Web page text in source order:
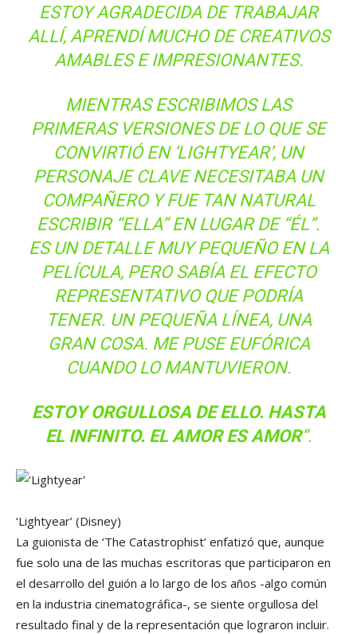
ESTOY AGRADECIDA DE TRABAJAR
ALLÍ, APRENDÍ MUCHO DE CREATIVOS
AMABLES E IMPRESIONANTES.
MIENTRAS ESCRIBIMOS LAS
PRIMERAS VERSIONES DE LO QUE SE
CONVIRTIÓ EN ‘LIGHTYEAR’, UN
PERSONAJE CLAVE NECESITABA UN
COMPAÑERO Y FUE TAN NATURAL
ESCRIBIR “ELLA” EN LUGAR DE “ÉL”.
ES UN DETALLE MUY PEQUEÑO EN LA
PELÍCULA, PERO SABÍA EL EFECTO
REPRESENTATIVO QUE PODRÍA
TENER. UN PEQUEÑA LÍNEA, UNA
GRAN COSA. ME PUSE EUFÓRICA
CUANDO LO MANTUVIERON.
ESTOY ORGULLOSA DE ELLO. HASTA
EL INFINITO. EL AMOR ES AMOR“.
‘Lightyear’ (Disney)
La guionista de ‘The Catastrophist’ enfatizó que, aunque
fue solo una de las muchas escritoras que participaron en
el desarrollo del guión a lo largo de los años -algo común
en la industria cinematográfica-, se siente orgullosa del
resultado final y de la representación que lograron incluir.